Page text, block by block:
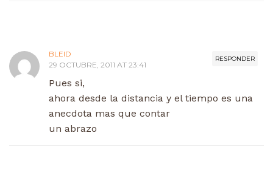
RESPONDER
BLEID
29 OCTUBRE, 2011 AT 23:41
Pues si,
ahora desde la distancia y el tiempo es una
anecdota mas que contar
un abrazo